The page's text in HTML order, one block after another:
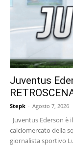
Juventus
Stepk - Agosto 7, 2026
Juventus Ederson è
calciomercato della
giornalista sportivo